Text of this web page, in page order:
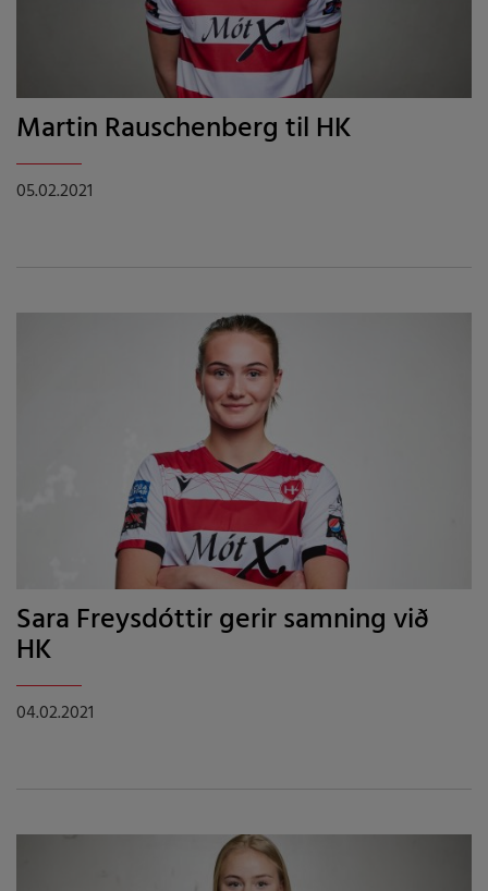
Martin Rauschenberg til HK
05.02.2021
Sara Freysdóttir gerir samning við
HK
04.02.2021